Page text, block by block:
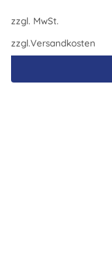
zzgl. MwSt.
zzgl.Versandkosten